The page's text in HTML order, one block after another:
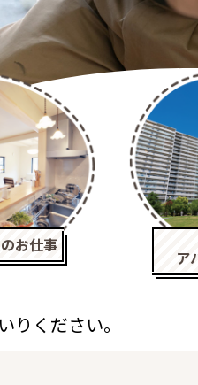
お仕事
ア
ください。